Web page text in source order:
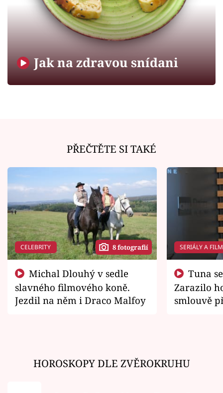
Sledujte prima+
Sledujte nás
Jak na zdravou snídani
PŘEČTĚTE SI TAKÉ
CELEBRITY 8 fotografií
slavného filmového koně.
Jezdil na něm i Draco Malfoy
SERIÁLY A
Zarazilo
smlouvě
HOROSKOPY DLE ZVĚROKRUHU